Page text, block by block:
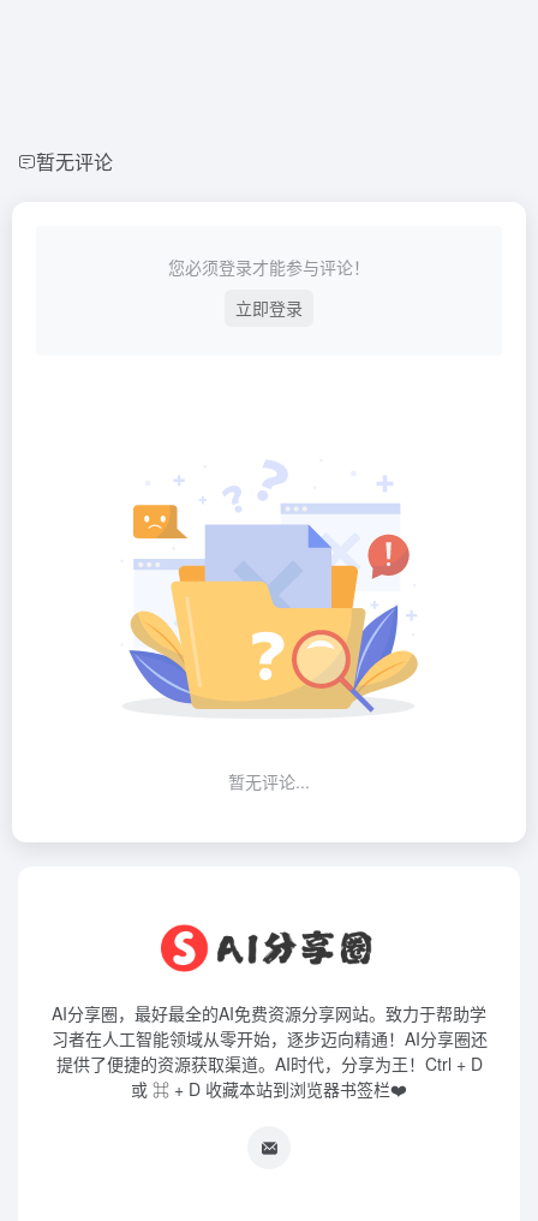
暂无评论
您必须登录才能参与评论！
立即登录
暂无评论...
AI分享圈，最好最全的AI免费资源分享网站。致力于帮助学
习者在人工智能领域从零开始，逐步迈向精通！AI分享圈还
提供了便捷的资源获取渠道。AI时代，分享为王！Ctrl + D
或 ⌘ + D 收藏本站到浏览器书签栏❤️